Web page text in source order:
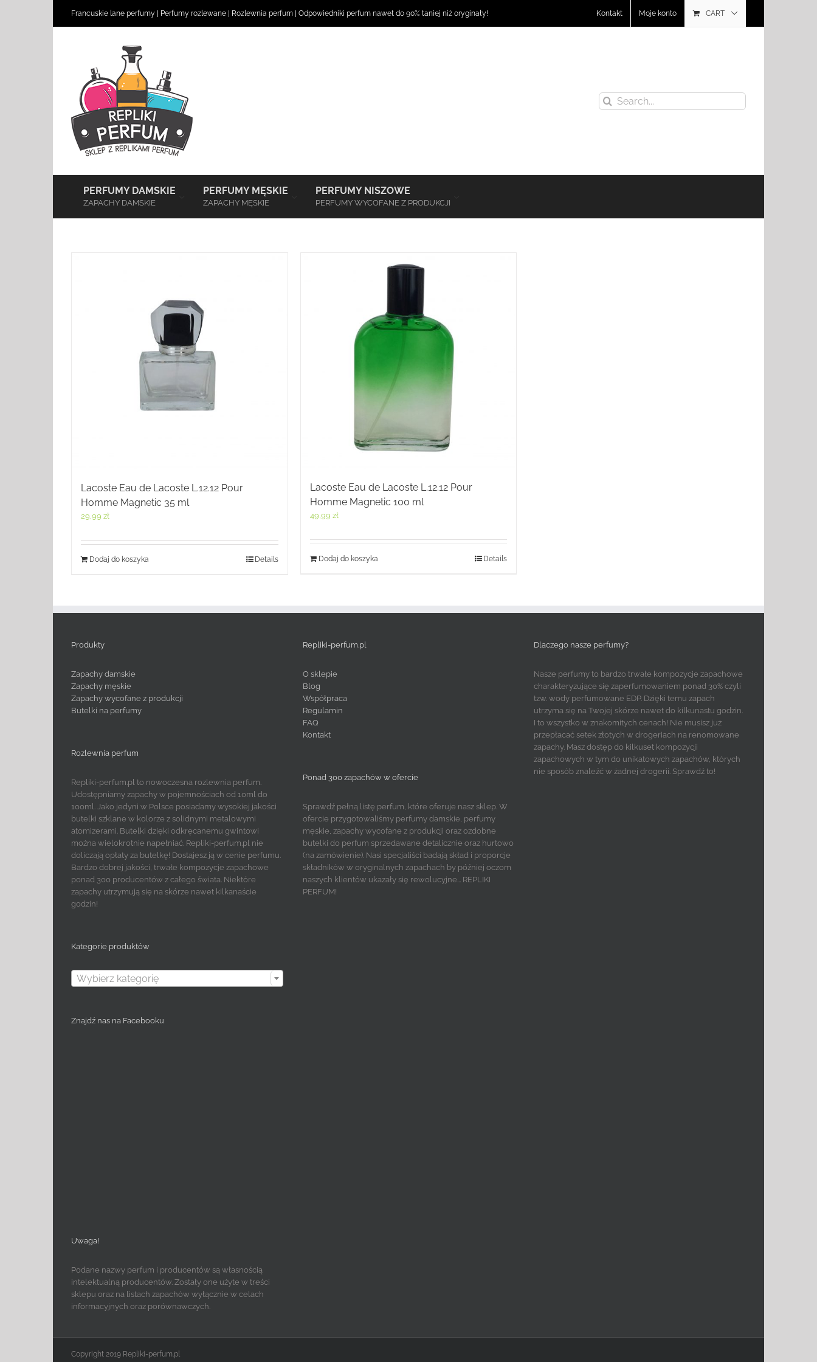
Francuskie lane perfumy Perfumy rozlewane Rozlewnia perfum Odpowiedniki perfum nawet do 90% taniej niż oryginały! Kontakt Moje konto CART
Search
for:
PERFUMY DAMSKIE
ZAPACHY DAMSKIE
PERFUMY MĘSKIE
ZAPACHY MĘSKIE
PERFUMY NISZOWE
PERFUMY WYCOFANE Z PRODUKCJI
Lacoste Eau de Lacoste L.12.12 Pour
Homme Magnetic 35 ml
29,99 zł
Dodaj do koszyka Details
Lacoste Eau de Lacoste L.12.12 Pour
Homme Magnetic 100 ml
49,99 zł
Dodaj do koszyka Details
Produkty
Zapachy damskie
Zapachy męskie
Zapachy wycofane z produkcji
Butelki na perfumy
Rozlewnia perfum
Repliki-perfum.pl to nowoczesna rozlewnia perfum.
Udostępniamy zapachy w pojemnościach od 10ml do
100ml. Jako jedyni w Polsce posiadamy wysokiej jakości
butelki szklane w kolorze z solidnymi metalowymi
atomizerami. Butelki dzięki odkręcanemu gwintowi
można wielokrotnie napełniać. Repliki-perfum.pl nie
doliczają opłaty za butelkę! Dostajesz ją w cenie perfumu.
Bardzo dobrej jakości, trwałe kompozycje zapachowe
ponad 300 producentów z całego świata. Niektóre
zapachy utrzymują się na skórze nawet kilkanaście
godzin!
Kategorie produktów
Wybierz kategorię
Znajdź nas na Facebooku
Uwaga!
Podane nazwy perfum i producentów są własnością
intelektualną producentów. Zostały one użyte w treści
sklepu oraz na listach zapachów wyłącznie w celach
informacyjnych oraz porównawczych.
Repliki-perfum.pl
O sklepie
Blog
Współpraca
Regulamin
FAQ
Kontakt
Ponad 300 zapachów w ofercie
Sprawdź pełną listę perfum, które oferuje nasz sklep. W
ofercie przygotowaliśmy perfumy damskie, perfumy
męskie, zapachy wycofane z produkcji oraz ozdobne
butelki do perfum sprzedawane detalicznie oraz hurtowo
(na zamówienie). Nasi specjaliści badają skład i proporcje
składników w oryginalnych zapachach by później oczom
naszych klientów ukazały się rewolucyjne... REPLIKI
PERFUM!
Dlaczego nasze perfumy?
Nasze perfumy to bardzo trwałe kompozycje zapachowe
charakteryzujące się zaperfumowaniem ponad 30% czyli
tzw. wody perfumowane EDP. Dzięki temu zapach
utrzyma się na Twojej skórze nawet do kilkunastu godzin.
I to wszystko w znakomitych cenach! Nie musisz już
przepłacać setek złotych w drogeriach na renomowane
zapachy. Masz dostęp do kilkuset kompozycji
zapachowych w tym do unikatowych zapachów, których
nie sposób znaleźć w żadnej drogerii. Sprawdź to!
Copyright 2019 Repliki-perfum.pl